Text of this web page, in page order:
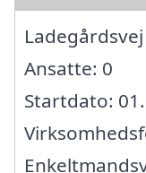
Ansatte: 0
Startdato: